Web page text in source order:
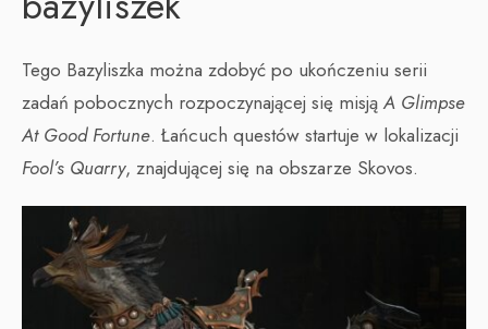
Tego Bazyliszka można zdobyć po ukończeniu serii
zadań pobocznych rozpoczynającej się misjąA Glimpse
At Good Fortune. Łańcuch questów startuje w lokalizacji
Fool’s Quarry, znajdującej się na obszarze Skovos.